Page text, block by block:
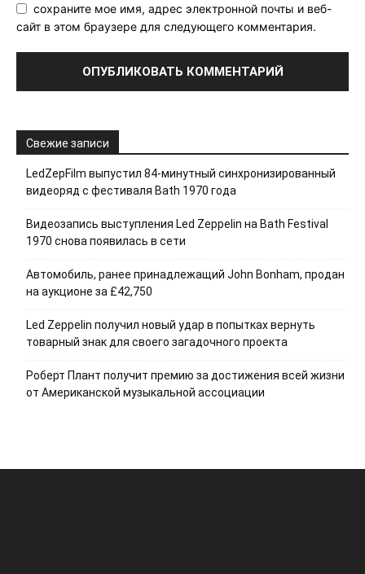
сохраните мое имя, адрес электронной почты и веб-
сайт в этом браузере для следующего комментария.
Свежие записи
LedZepFilm выпустил 84-минутный синхронизированный
видеоряд с фестиваля Bath 1970 года
Видеозапись выступления Led Zeppelin на Bath Festival
1970 снова появилась в сети
Автомобиль, ранее принадлежащий John Bonham, продан
на аукционе за £42,750
Led Zeppelin получил новый удар в попытках вернуть
товарный знак для своего загадочного проекта
Роберт Плант получит премию за достижения всей жизни
от Американской музыкальной ассоциации